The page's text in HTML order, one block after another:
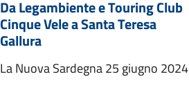
Da Legambiente e Touring Club
Cinque Vele a Santa Teresa
Gallura
La Nuova Sardegna 25 giugno 2024